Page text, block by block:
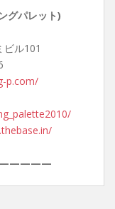
グパレット)
ビル101
p.com/